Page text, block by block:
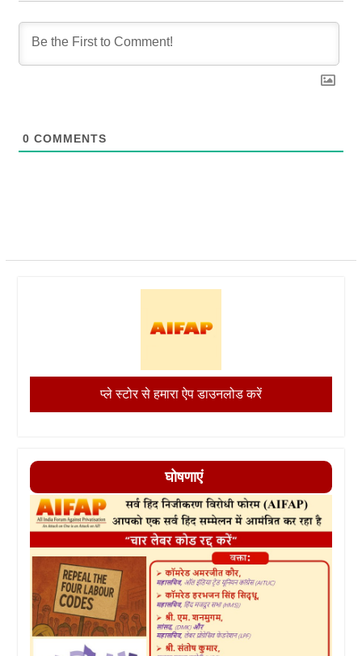
0 COMMENTS
प्ले स्टोर से हमारा ऐप डाउनलोड करें
घोषणाएं